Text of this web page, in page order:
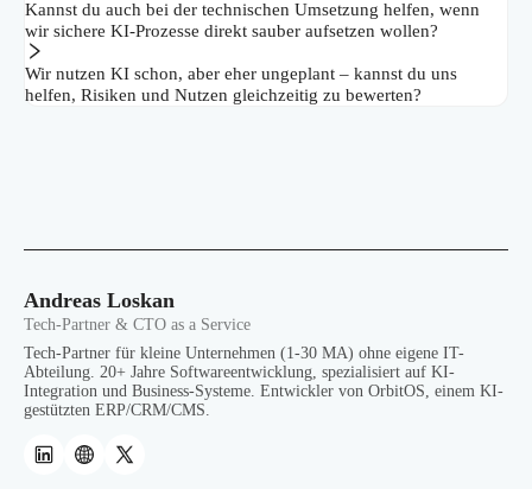
Kannst du auch bei der technischen Umsetzung helfen, wenn
wir sichere KI-Prozesse direkt sauber aufsetzen wollen?
Wir nutzen KI schon, aber eher ungeplant – kannst du uns
helfen, Risiken und Nutzen gleichzeitig zu bewerten?
Andreas Loskan
Tech-Partner & CTO as a Service
Tech-Partner für kleine Unternehmen (1-30 MA) ohne eigene IT-
Abteilung. 20+ Jahre Softwareentwicklung, spezialisiert auf KI-
Integration und Business-Systeme. Entwickler von OrbitOS, einem KI-
gestützten ERP/CRM/CMS.